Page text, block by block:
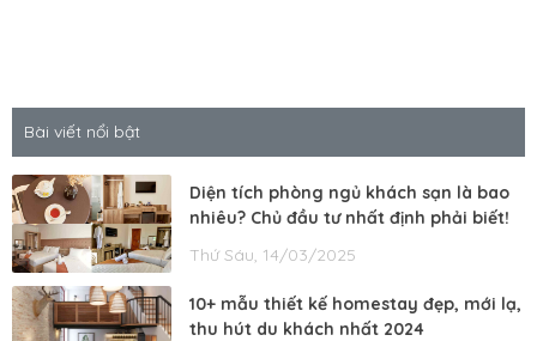
Bài viết nổi bật
Diện tích phòng ngủ khách sạn là bao
nhiêu? Chủ đầu tư nhất định phải biết!
Thứ Sáu, 14/03/2025
10+ mẫu thiết kế homestay đẹp, mới lạ,
thu hút du khách nhất 2024